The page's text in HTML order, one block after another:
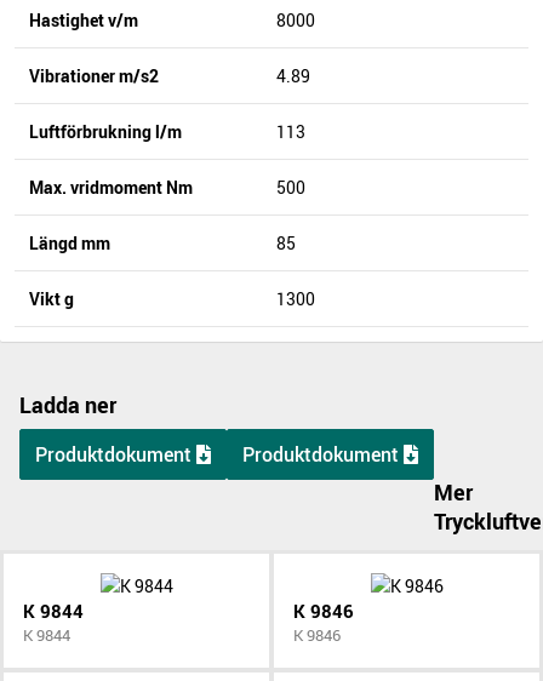
Hastighet v/m 8000
Vibrationer m/s2 4.89
Luftförbrukning l/m 113
Max. vridmoment Nm 500
Längd mm 85
Vikt g 1300
Ladda ner
Produktdokument Produktdokument
Mer
K 9844
K 9844
K 9846
K 9846